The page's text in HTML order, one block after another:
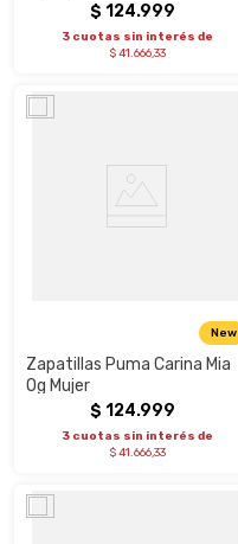
$ 124.999
3 cuotas sin interés de
$ 41.666,33
New
Zapatillas Puma Carina Mia
Og Mujer
$ 124.999
3 cuotas sin interés de
$ 41.666,33